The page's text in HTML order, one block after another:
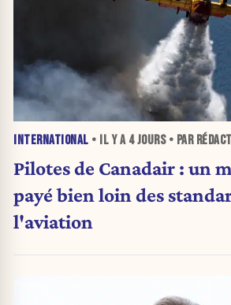
INTERNATIONAL • IL Y A 4 JOURS• PAR
Pilotes de Canadair : un
payé bien loin des
l'aviation